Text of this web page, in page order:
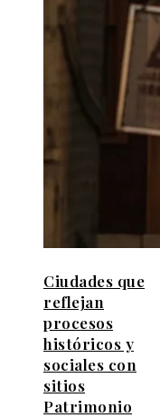
Ciudades que
reflejan
procesos
históricos y
sociales con
sitios
Patrimonio